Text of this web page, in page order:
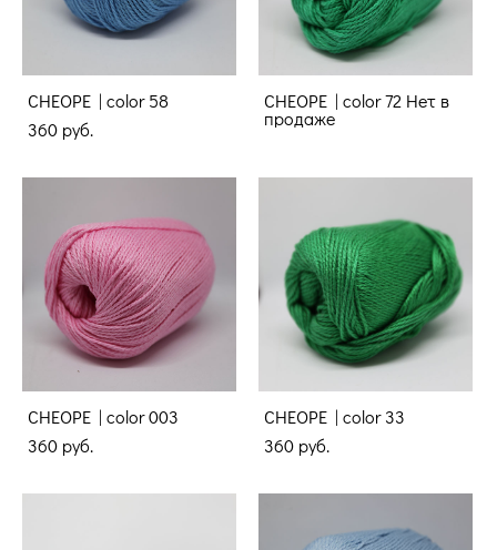
CHEOPE | color 58
360 pуб.
CHEOPE | color 72 Нет в
продаже
CHEOPE | color 003
360 pуб.
CHEOPE | color 33
360 pуб.